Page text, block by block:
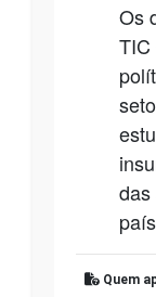
Os
TIC
das
Quem